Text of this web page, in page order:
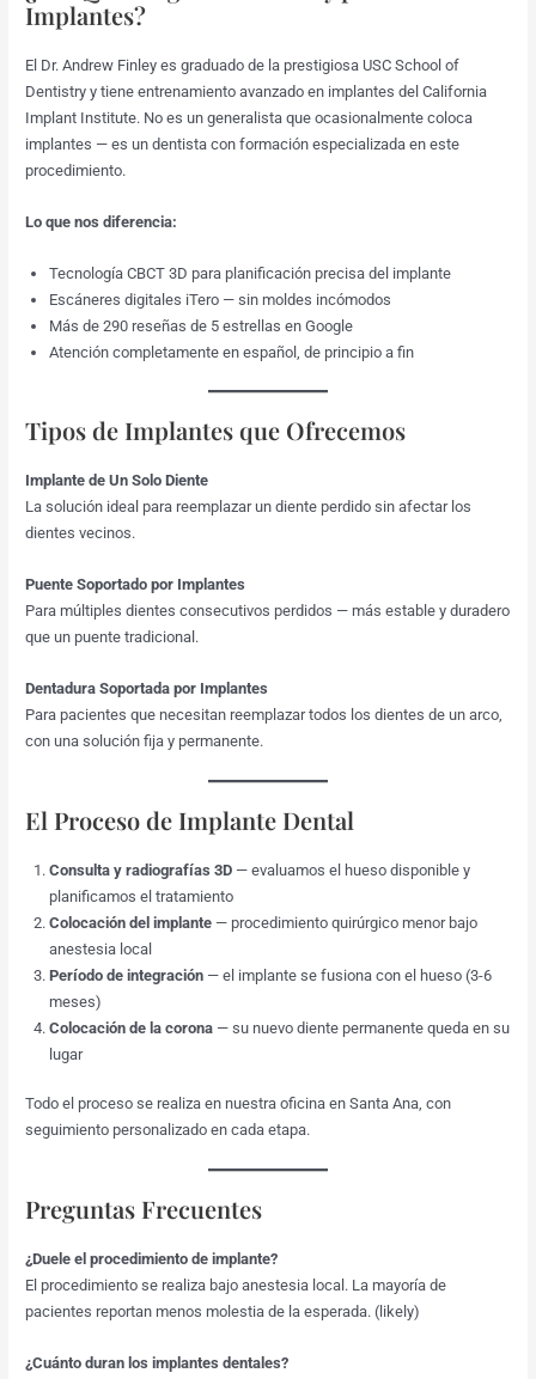
Implantes?
El Dr. Andrew Finley es graduado de la prestigiosa USC School of
Dentistry y tiene entrenamiento avanzado en implantes del California
Implant Institute. No es un generalista que ocasionalmente coloca
implantes — es un dentista con formación especializada en este
procedimiento.
Lo que nos diferencia:
Tecnología CBCT 3D para planificación precisa del implante
Escáneres digitales iTero — sin moldes incómodos
Más de 290 reseñas de 5 estrellas en Google
Atención completamente en español, de principio a fin
Tipos de Implantes que Ofrecemos
Implante de Un Solo Diente
La solución ideal para reemplazar un diente perdido sin afectar los
dientes vecinos.
Puente Soportado por Implantes
Para múltiples dientes consecutivos perdidos — más estable y duradero
que un puente tradicional.
Dentadura Soportada por Implantes
Para pacientes que necesitan reemplazar todos los dientes de un arco,
con una solución fija y permanente.
El Proceso de Implante Dental
Consulta y radiografías 3D — evaluamos el hueso disponible y
planificamos el tratamiento
Colocación del implante — procedimiento quirúrgico menor bajo
anestesia local
Período de integración — el implante se fusiona con el hueso (3-6
meses)
Colocación de la corona — su nuevo diente permanente queda en su
lugar
Todo el proceso se realiza en nuestra oficina en Santa Ana, con
seguimiento personalizado en cada etapa.
Preguntas Frecuentes
¿Duele el procedimiento de implante?
El procedimiento se realiza bajo anestesia local. La mayoría de
pacientes reportan menos molestia de la esperada. (likely)
¿Cuánto duran los implantes dentales?